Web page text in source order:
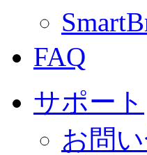
FAQ
サポート
お問